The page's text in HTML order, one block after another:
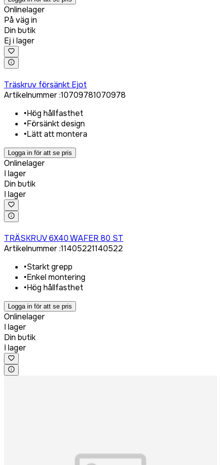
Onlinelager
På väg in
Din butik
Ej i lager
Träskruv försänkt Ejot
Artikelnummer:10709781070978
•Hög hållfasthet
•Försänkt design
•Lätt att montera
Logga in för att se pris
Onlinelager
I lager
Din butik
I lager
TRÄSKRUV 6X40 WAFER 80 ST
Artikelnummer:11405221140522
•Starkt grepp
•Enkel montering
•Hög hållfasthet
Logga in för att se pris
Onlinelager
I lager
Din butik
I lager